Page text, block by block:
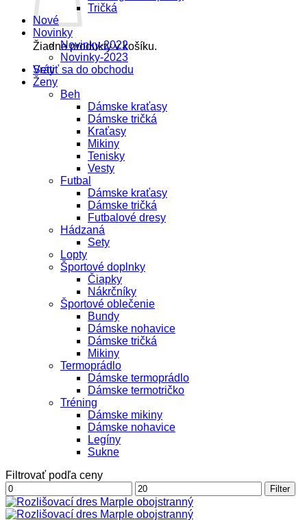
Žiadne produkty v košíku.
Vrátiť sa do obchodu
Tričká
Nové
Novinky
Novinky-2022
Novinky-2023
Sety
Ženy
Beh
Dámske kraťasy
Dámske tričká
Kraťasy
Mikiny
Tenisky
Vesty
Futbal
Dámske kraťasy
Dámske tričká
Futbalové dresy
Hádzaná
Sety
Lopty
Športové doplnky
Čiapky
Nákrčníky
Športové oblečenie
Bundy
Dámske nohavice
Dámske tričká
Mikiny
Termoprádlo
Dámske termoprádlo
Dámske termotričko
Tréning
Dámske mikiny
Dámske nohavice
Legíny
Sukne
Filtrovať podľa ceny
Minimálna
cena
Maximálna
cena
Filter